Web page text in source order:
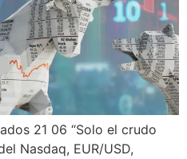
21 06 “Solo el crudo
Nasdaq, EUR/USD,